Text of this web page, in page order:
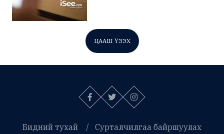
ЦААШ ҮЗЭХ
Бидний тухай Сурталчилгаа байршуулах